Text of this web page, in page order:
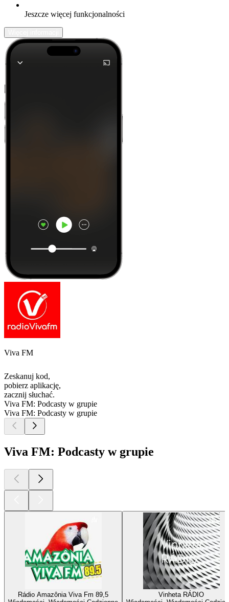
Jeszcze więcej funkcjonalności
Viva FM
Zeskanuj kod,
pobierz aplikację,
zacznij słuchać.
Viva FM: Podcasty w grupie
Viva FM: Podcasty w grupie
Viva FM: Podcasty w grupie
Rádio Amazônia Viva Fm 89,5
Vinheta RÁDIO